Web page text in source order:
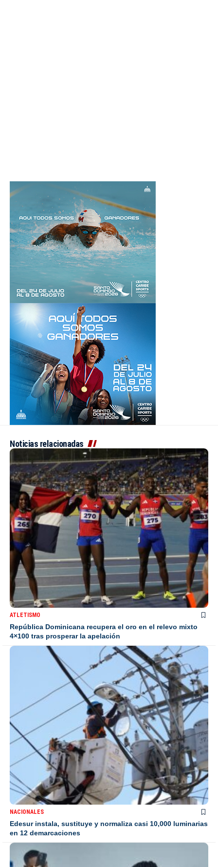
Noticias relacionadas
ATLETISMO
República Dominicana recupera el oro en el relevo mixto
4×100 tras prosperar la apelación
NACIONALES
Edesur instala, sustituye y normaliza casi 10,000 luminarias
en 12 demarcaciones